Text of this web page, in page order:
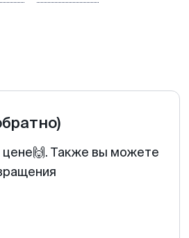
цене🙌. Также вы можете